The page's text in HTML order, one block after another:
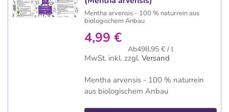
Mentha arvensis - 100 % naturrein aus
biologischem Anbau
4,99 €
Ab498,95 € / l
MwSt. inkl. zzgl. Versand
Mentha arvensis - 100 % naturrein
aus biologischem Anbau